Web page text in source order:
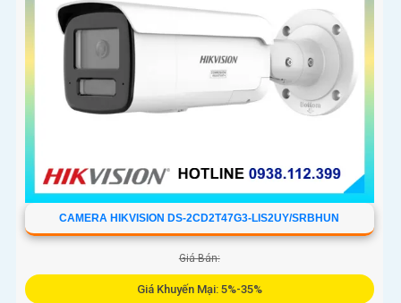
CAMERA HIKVISION DS-2CD2T47G3-LIS2UY/SRBHUN
Giá Bán:
Giá Khuyến Mại: 5%-35%